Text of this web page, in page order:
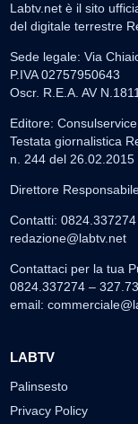
Labtv.net è il sito
del digitale terrestre
Sede legale: Via
P.IVA 02757950643
Oscr. R.E.A. AV
Editore: Consulservice
Testata giornalistica
n. 244 del 26.02.2015
Direttore
Contatti:
redazione@labtv.net
Contattaci per la tua
0824.337274 –
email:
LABTV
Palinsesto
Privacy Policy